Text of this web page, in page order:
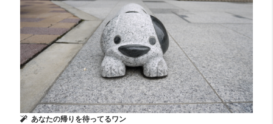
あなたの帰りを待ってるワン